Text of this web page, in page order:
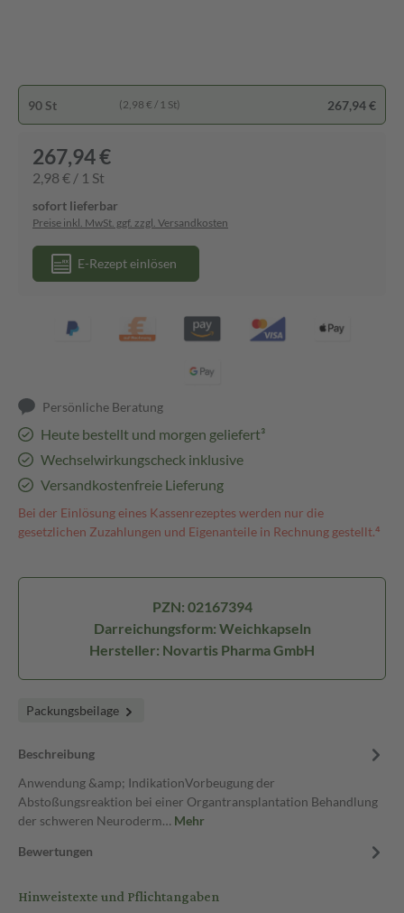
90 St (2,98 € / 1 St) 267,94 €
267,94 €
2,98 € / 1 St
sofort lieferbar
Preise inkl. MwSt. ggf. zzgl. Versandkosten
E-Rezept einlösen
Persönliche Beratung
Heute bestellt und morgen geliefert³
Wechselwirkungscheck inklusive
Versandkostenfreie Lieferung
Bei der Einlösung eines Kassenrezeptes werden nur die
gesetzlichen Zuzahlungen und Eigenanteile in Rechnung gestellt.⁴
PZN: 02167394
Darreichungsform: Weichkapseln
Hersteller: Novartis Pharma GmbH
Packungsbeilage
Beschreibung
Anwendung &amp; IndikationVorbeugung der
Abstoßungsreaktion bei einer Organtransplantation Behandlung
der schweren Neuroderm… Mehr
Bewertungen
Hinweistexte und Pflichtangaben